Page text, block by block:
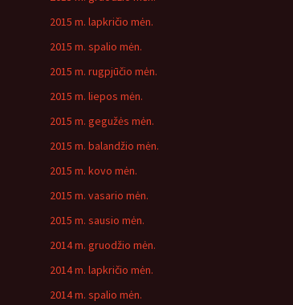
2015 m. lapkričio mėn.
2015 m. spalio mėn.
2015 m. rugpjūčio mėn.
2015 m. liepos mėn.
2015 m. gegužės mėn.
2015 m. balandžio mėn.
2015 m. kovo mėn.
2015 m. vasario mėn.
2015 m. sausio mėn.
2014 m. gruodžio mėn.
2014 m. lapkričio mėn.
2014 m. spalio mėn.